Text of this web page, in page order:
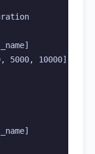
5000, 10000]